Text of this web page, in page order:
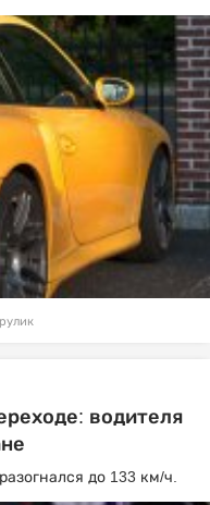
водителя
до 133 км/ч.